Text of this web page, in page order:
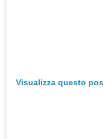
Visualizza questo